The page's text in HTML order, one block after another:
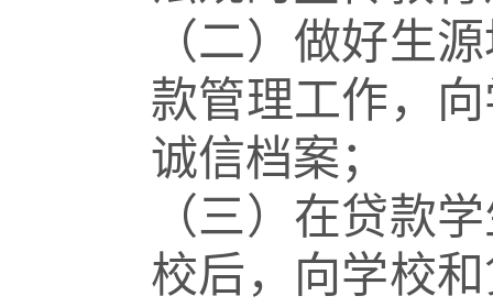
（二）做好生
款管理工作，
诚信档案；
（三）在贷款
校后，向学校